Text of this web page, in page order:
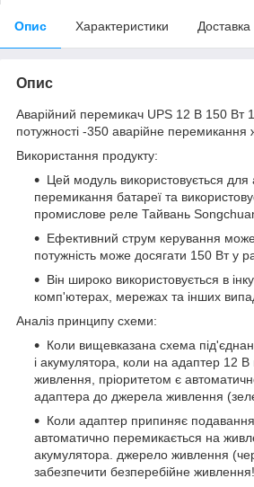
Опис Характеристики Доставка
Опис
Аварійний перемикач UPS 12 В 150 Вт
потужності -350 аварійне перемикання
Використання продукту:
Цей модуль використовується для
перемикання батареї та
промислове реле Тайвань
Ефективний струм керування
потужність може досягати 150 Вт у
Він широко використовується в
комп'ютерах, мережах та інших
Аналіз принципу схеми:
Коли вищевказана схема
і акумулятора, коли на адаптер 12 В
живлення, пріоритетом є
адаптера до джерела живлення
Коли адаптер припиняє
автоматично перемикається на
акумулятора. джерело живлення
забезпечити безперебійне живлення!